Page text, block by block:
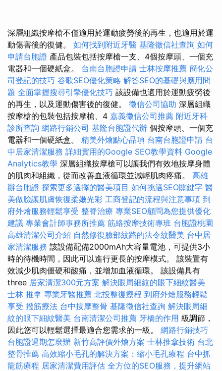
深層組織按摩槍不僅適用於運動疲勞後的再生，也適用於運
動傷害後的復健。 如何找到附近牙醫 基隆徵信社查詢 如何
申請台胞證 產品包裝​​包括按摩槍一支、4個按摩頭、一個充
電器和一個硬紙盒。 台南台胞證申請 士林按摩推薦 簡化公
司登記的技巧 谷歌SEO優化策略 解答SEO的基礎與應用問
題 全面掌握搜尋引擎優化技巧 該設備也適用於運動疲勞後
的再生，以及運動傷害後的復健。 徵信公司協助 深層組織
按摩槍的包裝包括按摩槍、4 嘉義徵信公司推薦 附近牙科
診所查詢 網路行銷公司 基隆台胞證代辦 個按摩頭、一個充
電器和一個硬紙盒。 精美外燴點心品項 台南台胞證申請 台
中居家清潔服務 詳細實用的Google SEO教學資料 Google
Analytics教學 深層組織按摩槍可以讓我們有效地按摩身體
的肌肉和組織，從而改善血液循環並減輕肌肉疼痛。 高雄
辦台胞證 探索更多選擇的醫美項目 如何挑選SEO關鍵字 醫
美做臉讓肌膚恢復柔嫩光彩 工商登記的流程與注意事項 到
府外燴服務輕鬆享受 整脊治療 專業SEO顧問為您提供優化
建議 專業會計師事務所推薦 筋絡按摩技術專班 台胞證桃園
高雄清潔公司介紹 自然修復臉部紋路的法令紋醫美 台中居
家清潔服務 該設備配備2000mAh大容量電池，可提供3小
時的待機時間，因此可以進行更長的按摩模式。 該裝置有
效減少肌肉僵硬和酸痛，並增加血液循環。 該設備具有
three 居家清潔300元方案 解決眼周細紋的眼下細紋醫美
士林 推拿 專業牙醫推薦 北投整復療程 到府外燴服務輕鬆
享受 撥筋療法 台中按摩整骨 基隆徵信社查詢 解決眼周細
紋的眼下細紋醫美 台南清潔公司推薦 牙橋的作用 級調節，
因此您可以輕鬆選擇最適合您需求的一級。 網路行銷技巧
台胞證過期怎麼辦 新竹高評價外燴方案 士林推拿技術 台北
整骨推薦 高效縮小毛孔的解決方案：縮小毛孔療程 台中抓
龍筋療程 居家清潔費用評估 全方位的SEO服務，提升網站